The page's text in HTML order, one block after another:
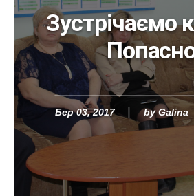
Зустрічаємо
Бер 03, 2017 by Galina